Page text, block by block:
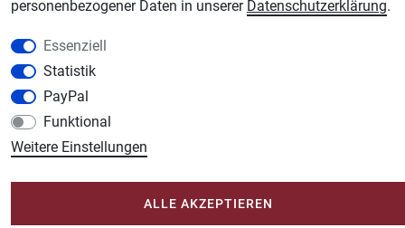
Schmincke Künstlerfarben das Gesamtsortiment
Plotter-City.com
Schneideplotter, Transferpressen, Siebdruck und Plotterfolien
Modellbau-City.com
Spiel.
Im-Shop-kaufen.de
Küchen Zubehör - Haus/Garten - Tierbedarf
personenbezogener Daten in unserer Daten­schutz­erklärung.
Essenziell
Statistik
PayPal
Funktional
Weitere Einstellungen
ALLE AKZEPTIEREN